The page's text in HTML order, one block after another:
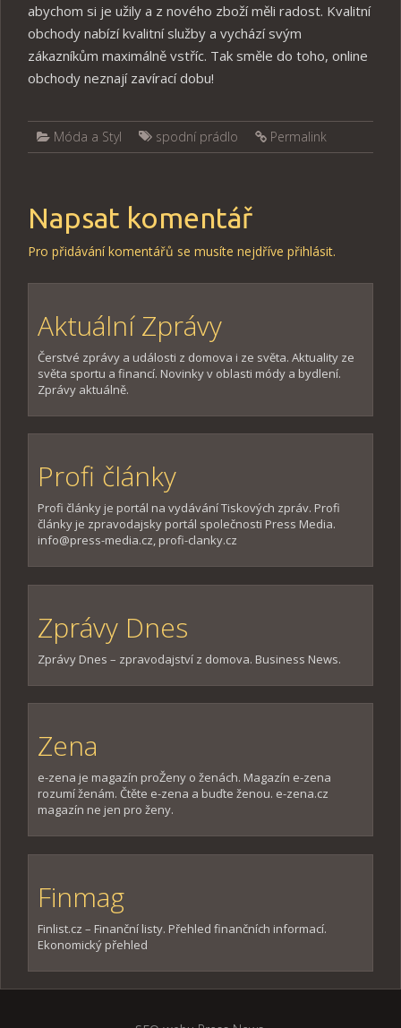
abychom si je užily a z nového zboží měli radost. Kvalitní
obchody nabízí kvalitní služby a vychází svým
zákazníkům maximálně vstříc. Tak směle do toho, online
obchody neznají zavírací dobu!
Móda a Styl spodní prádlo Permalink
Napsat komentář
Pro přidávání komentářů se musíte nejdříve přihlásit.
Aktuální Zprávy
Čerstvé zprávy a události z domova i ze světa. Aktuality ze
světa sportu a financí. Novinky v oblasti módy a bydlení.
Zprávy aktuálně.
Profi články
Profi články je portál na vydávání Tiskových zpráv. Profi
články je zpravodajsky portál společnosti Press Media.
info@press-media.cz, profi-clanky.cz
Zprávy Dnes
Zprávy Dnes – zpravodajství z domova. Business News.
Zena
e-zena je magazín proŽeny o ženách. Magazín e-zena
rozumí ženám. Čtěte e-zena a buďte ženou. e-zena.cz
magazín ne jen pro ženy.
Finmag
Finlist.cz – Finanční listy. Přehled finančních informací.
Ekonomický přehled